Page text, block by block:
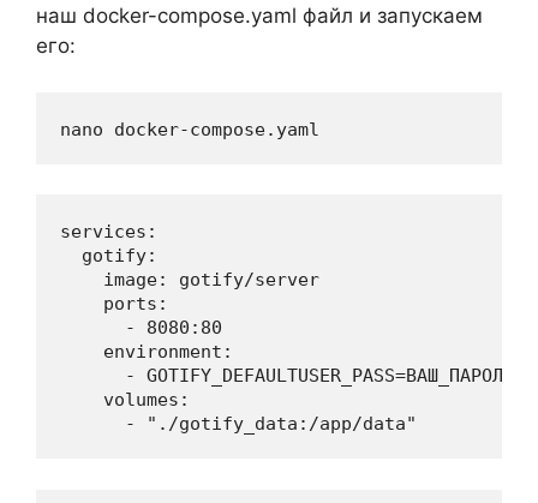
наш docker-compose.yaml файл и запускаем
его:
nano docker-compose.yaml
services:
  gotify:
    image: gotify/server
    ports:
      - 8080:80
    environment:
      - GOTIFY_DEFAULTUSER_PASS=ВАШ_ПАРОЛЬ
    volumes:
      - "./gotify_data:/app/data"